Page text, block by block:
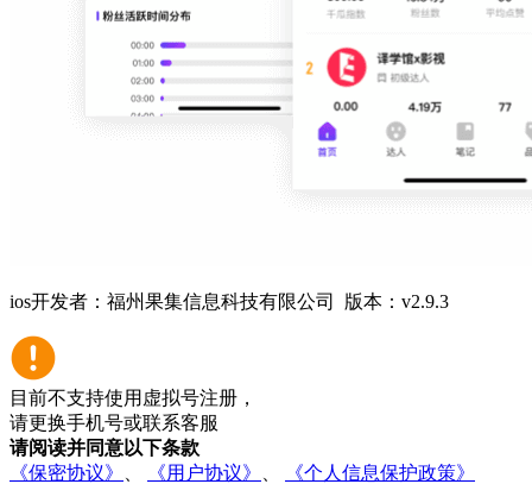
ios开发者：福州果集信息科技有限公司 版本：v2.9.3
目前不支持使用虚拟号注册，
请更换手机号或联系客服
请阅读并同意以下条款
《保密协议》
《用户协议》 《个人信息保护政策》